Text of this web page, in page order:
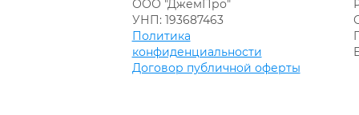
ООО "ДжемПро"
УНП: 193687463
Политика
конфиденциальности
Договор публичной оферты